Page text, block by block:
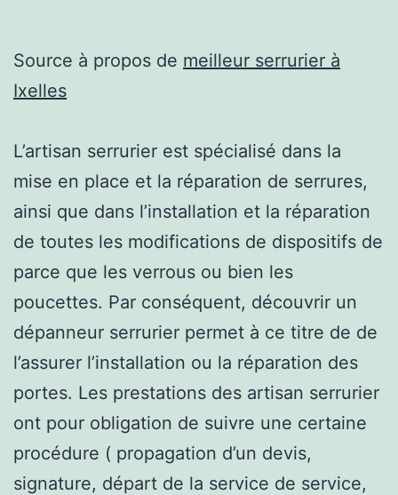
Source à propos de meilleur serrurier à
Ixelles
L’artisan serrurier est spécialisé dans la
mise en place et la réparation de serrures,
ainsi que dans l’installation et la réparation
de toutes les modifications de dispositifs de
parce que les verrous ou bien les
poucettes. Par conséquent, découvrir un
dépanneur serrurier permet à ce titre de de
l’assurer l’installation ou la réparation des
portes. Les prestations des artisan serrurier
ont pour obligation de suivre une certaine
procédure ( propagation d’un devis,
signature, départ de la service de service,